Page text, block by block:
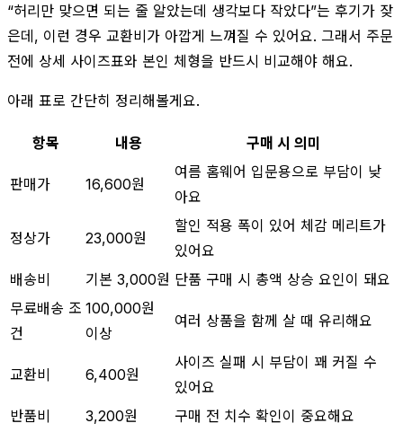
“허리만 맞으면 되는 줄 알았는데 생각보다 작았다”는 후기가 잦
은데, 이런 경우 교환비가 아깝게 느껴질 수 있어요. 그래서 주문
전에 상세 사이즈표와 본인 체형을 반드시 비교해야 해요.
아래 표로 간단히 정리해볼게요.
항목 내용 구매 시 의미
판매가 16,600원
여름 홈웨어 입문용으로 부담이 낮
아요
정상가 23,000원
할인 적용 폭이 있어 체감 메리트가
있어요
배송비
기본 3,000원 단품 구매 시 총액 상승 요인이 돼요
무료배송 조
건
100,000원
이상
여러 상품을 함께 살 때 유리해요
교환비 6,400원
사이즈 실패 시 부담이 꽤 커질 수
있어요
반품비
3,200원 구매 전 치수 확인이 중요해요